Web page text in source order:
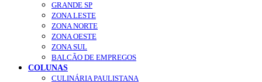
GRANDE SP
ZONA LESTE
ZONA NORTE
ZONA OESTE
ZONA SUL
BALCÃO DE EMPREGOS
COLUNAS
CULINÁRIA PAULISTANA